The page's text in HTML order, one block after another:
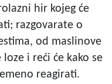
hir kojeg će
razgovarate o
od maslinove
i reći će kako se
reagirati.